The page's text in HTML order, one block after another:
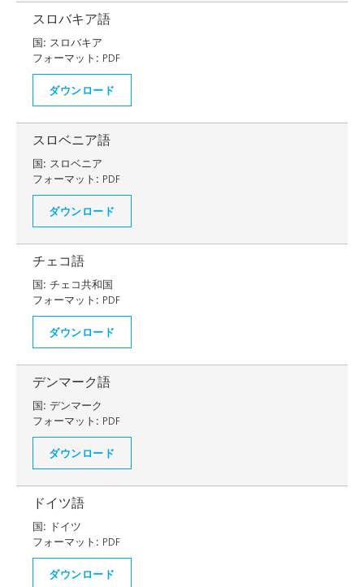
スロバキア語
国: スロバキア
フォーマット: PDF
ダウンロード
スロベニア語
国: スロベニア
フォーマット: PDF
ダウンロード
チェコ語
国: チェコ共和国
フォーマット: PDF
ダウンロード
デンマーク語
国: デンマーク
フォーマット: PDF
ダウンロード
ドイツ語
国: ドイツ
フォーマット: PDF
ダウンロード